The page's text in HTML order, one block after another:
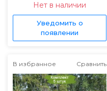
Нет в наличии
Уведомить о
появлении
В избранное Сравнить